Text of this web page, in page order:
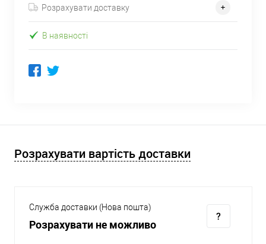
Розрахувати доставку
В наявності
Розрахувати вартість доставки
Служба доставки (Нова пошта)
Розрахувати не можливо